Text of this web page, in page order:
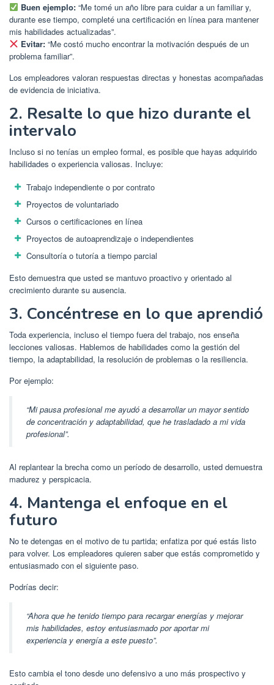
Buen ejemplo:“Me tomé un año libre para cuidar a un familiar y,
durante ese tiempo, completé una certificación en línea para mantener
mis habilidades actualizadas”.
Evitar:“Me costó mucho encontrar la motivación después de un
problema familiar”.
Los empleadores valoran respuestas directas y honestas acompañadas
de evidencia de iniciativa.
2. Resalte lo que hizo durante el
intervalo
Incluso si no tenías un empleo formal, es posible que hayas adquirido
habilidades o experiencia valiosas. Incluye:
Trabajo independiente o por contrato
Proyectos de voluntariado
Cursos o certificaciones en línea
Proyectos de autoaprendizaje o independientes
Consultoría o tutoría a tiempo parcial
Esto demuestra que usted se mantuvo proactivo y orientado al
crecimiento durante su ausencia.
3. Concéntrese en lo que aprendió
Toda experiencia, incluso el tiempo fuera del trabajo, nos enseña
lecciones valiosas. Hablemos de habilidades como la gestión del
tiempo, la adaptabilidad, la resolución de problemas o la resiliencia.
Por ejemplo:
“Mi pausa profesional me ayudó a desarrollar un mayor sentido
de concentración y adaptabilidad, que he trasladado a mi vida
profesional”.
Al replantear la brecha como un período de desarrollo, usted demuestra
madurez y perspicacia.
4. Mantenga el enfoque en el
futuro
No te detengas en el motivo de tu partida; enfatiza por qué estás listo
para volver. Los empleadores quieren saber que estás comprometido y
entusiasmado con el siguiente paso.
Podrías decir:
“Ahora que he tenido tiempo para recargar energías y mejorar
mis habilidades, estoy entusiasmado por aportar mi
experiencia y energía a este puesto”.
Esto cambia el tono desde uno defensivo a uno más prospectivo y